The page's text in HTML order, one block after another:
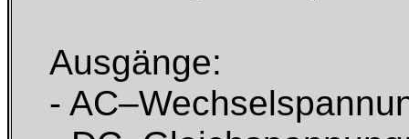
Ausgänge:
-